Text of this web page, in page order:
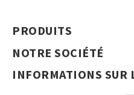
PRODUITS
NOTRE SOCIÉTÉ
INFORMATIONS SUR